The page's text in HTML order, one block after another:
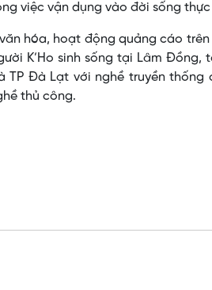
việc vận dụng vào đời sống thực
hóa, hoạt động quảng cáo
K’Ho sinh sống tại Lâm Đồng,
TP Đà Lạt với nghề truyền thống
thủ công.